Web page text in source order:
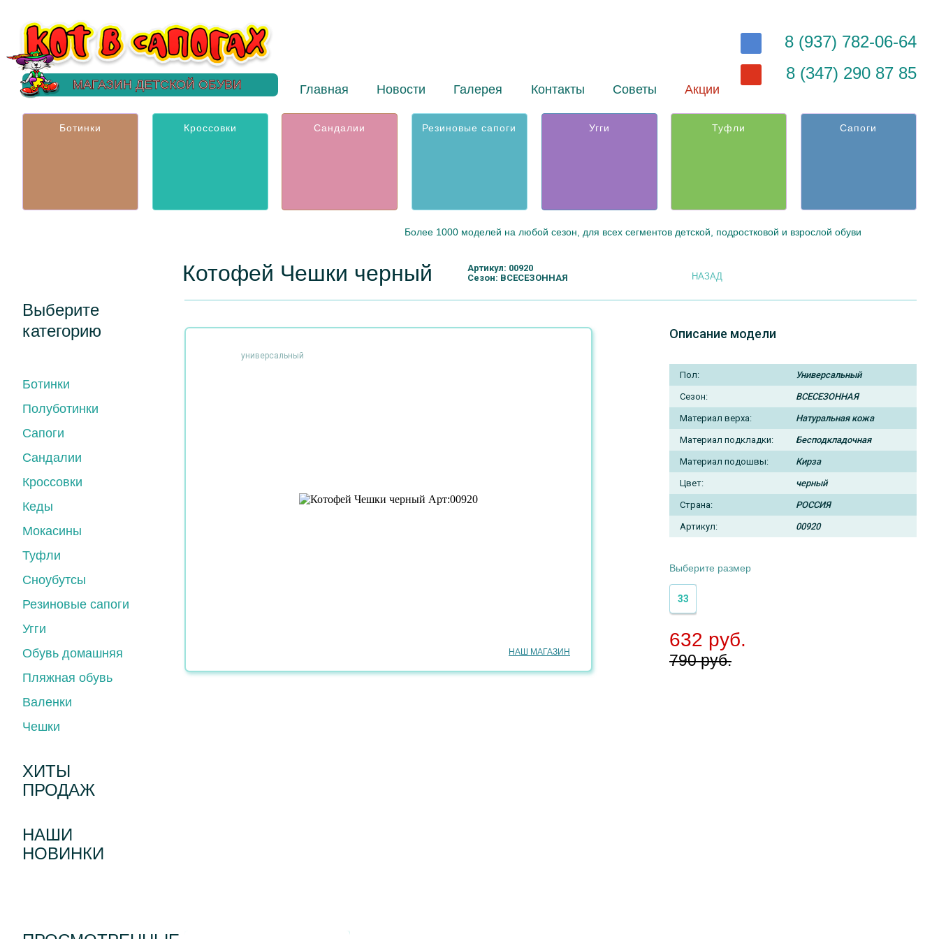
МАГАЗИН ДЕТСКОЙ ОБУВИ Главная Новости Галерея Контакты Советы Акции
8 (937) 782-06-64
8 (347) 290 87 85
Ботинки Кроссовки Сандалии Резиновые сапоги Угги Туфли Сапоги
Более 1000 моделей на любой сезон, для всех сегментов детской, подростковой и взрослой обуви
Котофей Чешки черный
Артикул: 00920
Сезон: ВСЕСЕЗОННАЯ
НАЗАД
Выберите
категорию
Ботинки
Полуботинки
Сапоги
Сандалии
Кроссовки
Кеды
Мокасины
Туфли
Сноубутсы
Резиновые сапоги
Угги
Обувь домашняя
Пляжная обувь
Валенки
Чешки
ХИТЫ
ПРОДАЖ
НАШИ
НОВИНКИ
универсальный
НАШ МАГАЗИН
Описание модели
Пол: Универсальный
Сезон: ВСЕСЕЗОННАЯ
Материал верха: Натуральная кожа
Материал подкладки: Бесподкладочная
Материал подошвы: Кирза
Цвет: черный
Страна: РОССИЯ
Артикул: 00920
Выберите размер
33
632 руб.
790 руб.